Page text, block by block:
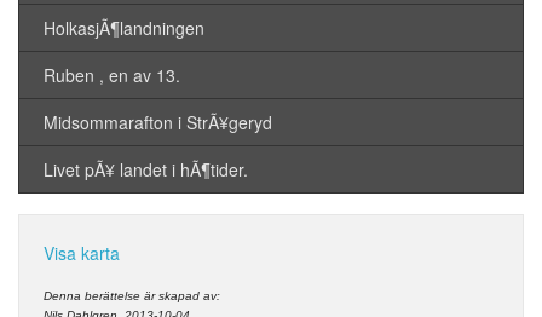
HolkasjÃ¶landningen
Ruben , en av 13.
Midsommarafton i StrÃ¥geryd
Livet pÃ¥ landet i hÃ¶tider.
Visa karta
Denna berättelse är skapad av: